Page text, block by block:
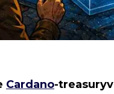
Cardano-